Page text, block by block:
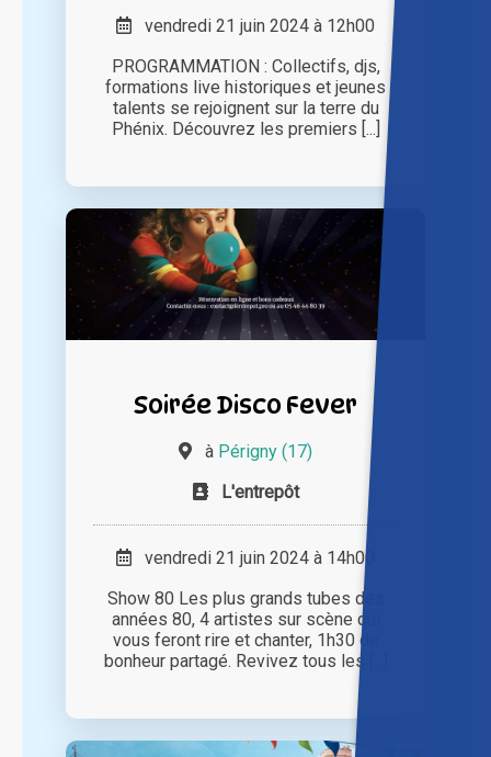
vendredi 21 juin 2024 à 12h00
PROGRAMMATION : Collectifs, djs,
formations live historiques et jeunes
talents se rejoignent sur la terre du
Phénix. Découvrez les premiers [...]
Soirée Disco Fever
à Périgny (17)
L'entrepôt
vendredi 21 juin 2024 à 14h00
Show 80 Les plus grands tubes des
années 80, 4 artistes sur scène qui
vous feront rire et chanter, 1h30 de
bonheur partagé. Revivez tous les [...]